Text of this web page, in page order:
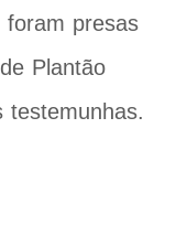
foram presas
Plantão
testemunhas.